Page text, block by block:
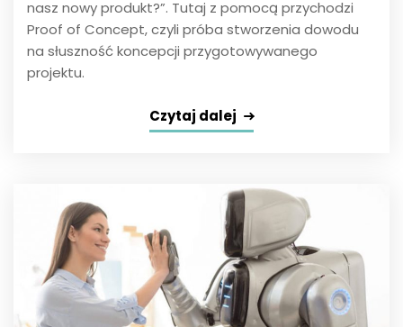
nasz nowy produkt?”. Tutaj z pomocą przychodzi
Proof of Concept, czyli próba stworzenia dowodu
na słuszność koncepcji przygotowywanego
projektu.
Czytaj dalej